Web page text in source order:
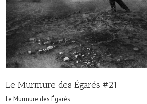
Le Murmure des Égarés #21
Le Murmure des Égarés